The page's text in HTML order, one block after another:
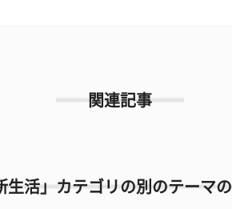
関連記事
生活」カテゴリの別のテーマ